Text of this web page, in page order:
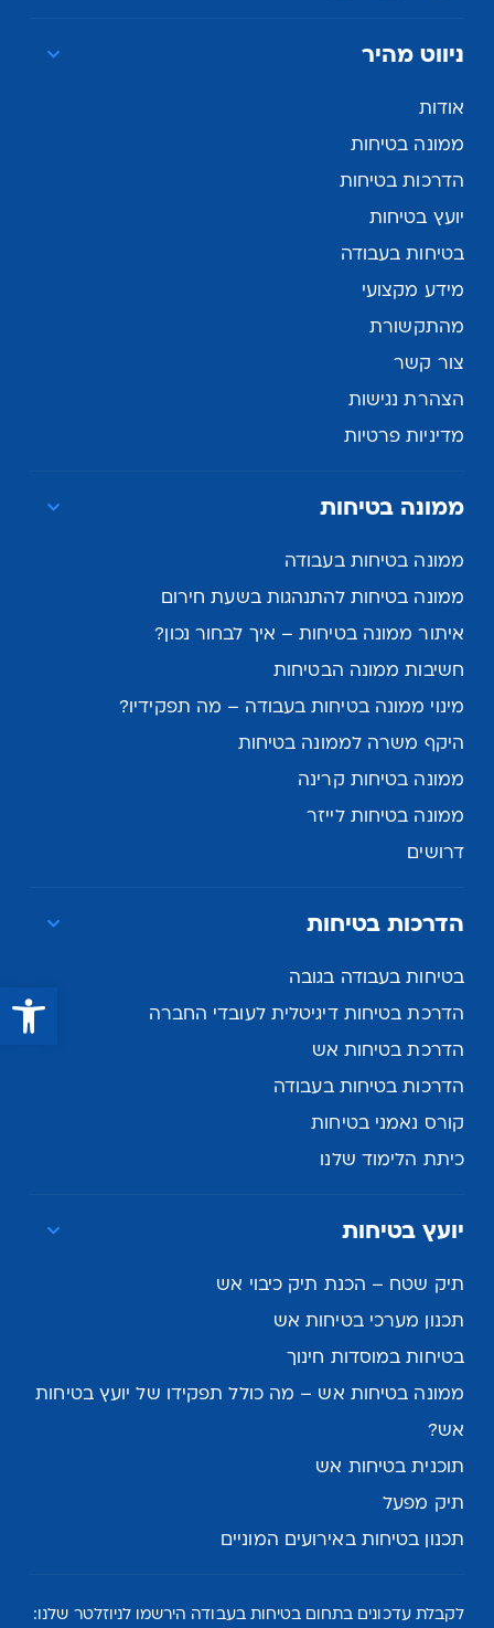
ניווט מהיר
אודות
ממונה בטיחות
הדרכות בטיחות
יועץ בטיחות
בטיחות בעבודה
מידע מקצועי
מהתקשורת
צור קשר
הצהרת נגישות
מדיניות פרטיות
ממונה בטיחות
ממונה בטיחות בעבודה
ממונה בטיחות להתנהגות בשעת חירום
איתור ממונה בטיחות – איך לבחור נכון?
חשיבות ממונה הבטיחות
מינוי ממונה בטיחות בעבודה – מה תפקידיו?
היקף משרה לממונה בטיחות
ממונה בטיחות קרינה
ממונה בטיחות לייזר
דרושים
הדרכות בטיחות
בטיחות בעבודה בגובה
הדרכת בטיחות דיגיטלית לעובדי החברה
הדרכת בטיחות אש
הדרכות בטיחות בעבודה
קורס נאמני בטיחות
כיתת הלימוד שלנו
יועץ בטיחות
תיק שטח – הכנת תיק כיבוי אש
תכנון מערכי בטיחות אש
בטיחות במוסדות חינוך
ממונה בטיחות אש – מה כולל תפקידו של יועץ בטיחות
אש?
תוכנית בטיחות אש
תיק מפעל
תכנון בטיחות באירועים המוניים
לקבלת עדכונים בתחום בטיחות בעבודה הירשמו לניוזלטר שלנו:
פתח סרגל נגישות